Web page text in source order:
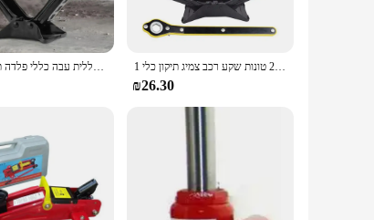
2t המכונית ידנית ידית קילוף מספריים ג 'ק חובה כבד להרים 100-390 מ "מ מכונית משאית כללית עבה כללי פלדה תיקון כלי 1 סט 2 טון מתקפל רכב שקע מופעל ביד אופקי סוג 2 טונות שקע רכב צמיג תיקון כלי
₪26.30